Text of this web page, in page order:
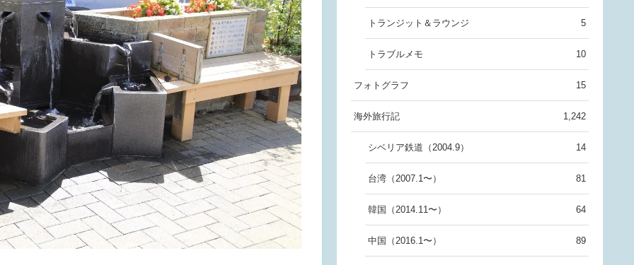
トランジット＆ラウンジ 5
トラブルメモ 10
フォトグラフ 15
海外旅行記 1,242
シベリア鉄道（2004.9） 14
台湾（2007.1〜） 81
韓国（2014.11〜） 64
中国（2016.1〜） 89